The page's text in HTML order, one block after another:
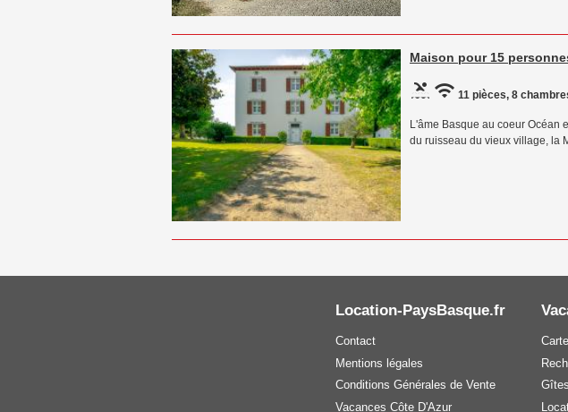
Maison pour 15
11 pièces, 8
L'âme Basque au coeur Océan
du ruisseau du vieux village, la
Location-PaysBasque.fr
Contact
Mentions légales
Conditions Générales de Vente
Vacances Côte D'Azur